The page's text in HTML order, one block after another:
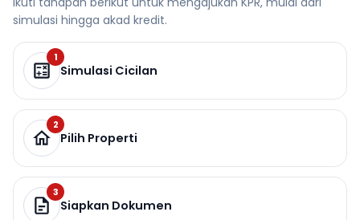
simulasi hingga akad kredit.
1
Simulasi Cicilan
2
Pilih Properti
3
Siapkan Dokumen